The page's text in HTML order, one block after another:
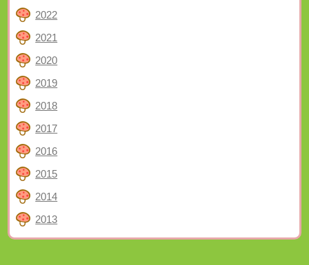
2022
2021
2020
2019
2018
2017
2016
2015
2014
2013